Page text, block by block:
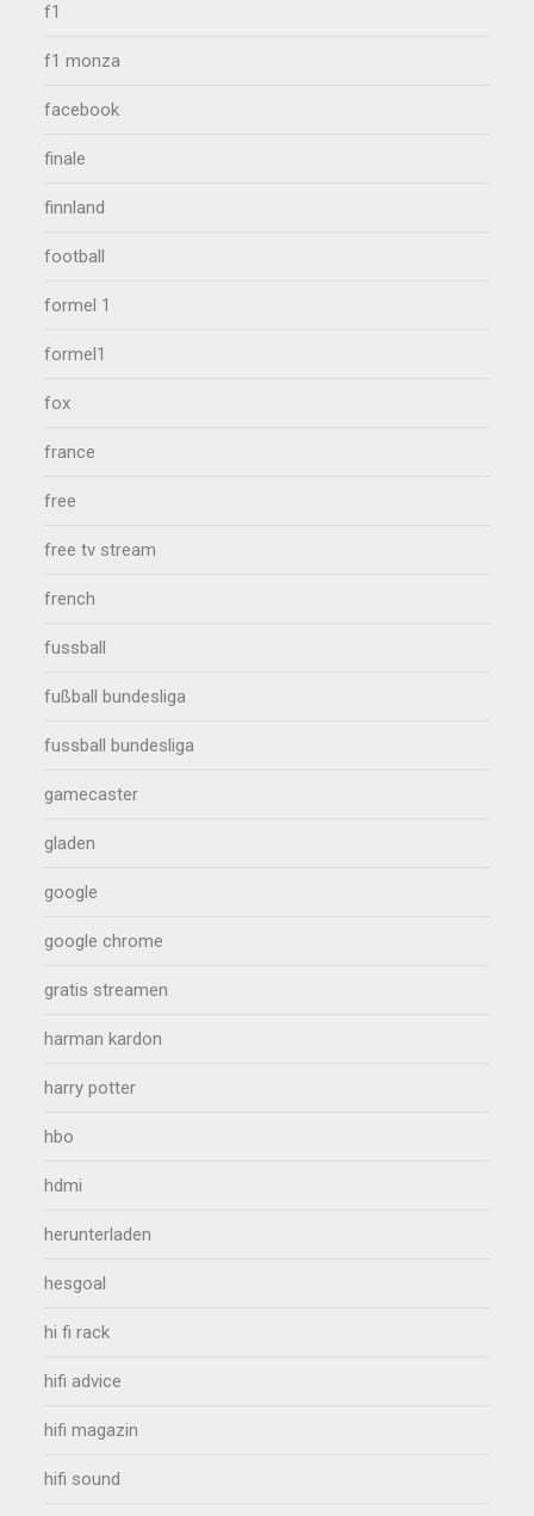
f1
f1 monza
facebook
finale
finnland
football
formel 1
formel1
fox
france
free
free tv stream
french
fussball
fußball bundesliga
fussball bundesliga
gamecaster
gladen
google
google chrome
gratis streamen
harman kardon
harry potter
hbo
hdmi
herunterladen
hesgoal
hi fi rack
hifi advice
hifi magazin
hifi sound